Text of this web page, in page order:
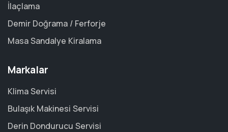
İlaçlama
Demir Doğrama / Ferforje
Masa Sandalye Kiralama
Markalar
Klima Servisi
Bulaşık Makinesi Servisi
Derin Dondurucu Servisi